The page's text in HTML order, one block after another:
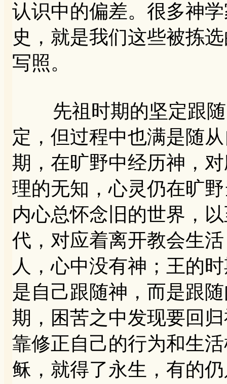
认识中的偏差。很多神
史，就是我们这些被拣
写照。
先祖时期的坚定跟随
定，但过程中也满是随
期，在旷野中经历神，
理的无知，心灵仍在旷
内心总怀念旧的世界，
代，对应着离开教会生
人，心中没有神；王的
是自己跟随神，而是跟
期，困苦之中发现要回
靠修正自己的行为和生
稣，就得了永生，有的